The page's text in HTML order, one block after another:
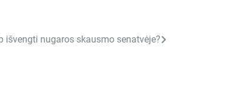
išvengti nugaros skausmo senatvėje?